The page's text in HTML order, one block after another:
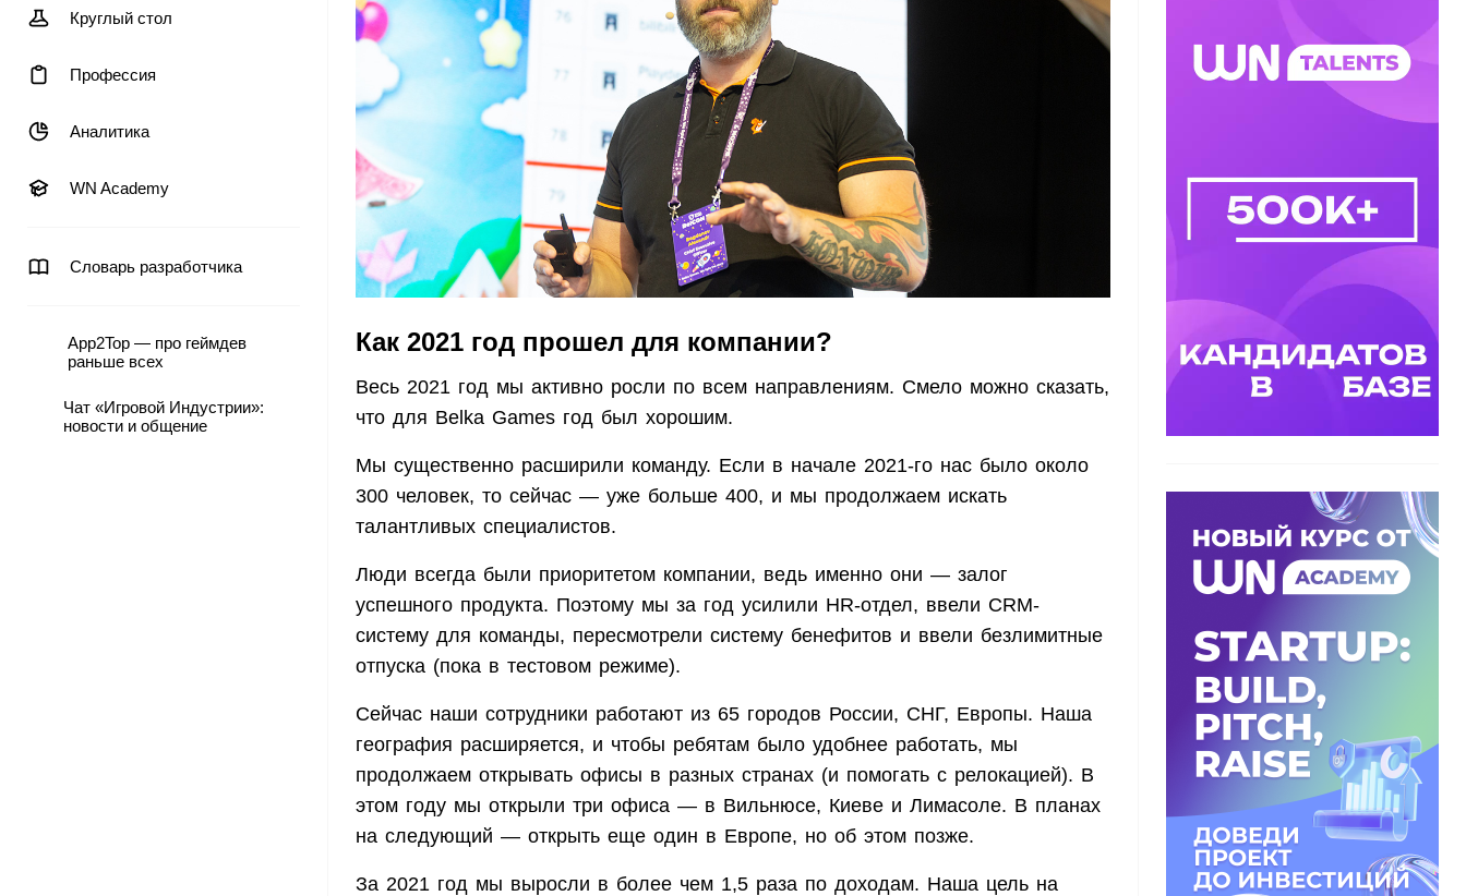
Круглый стол
Профессия
Аналитика
WN Academy
Словарь разработчика
App2Top — про геймдев
раньше всех
Чат «Игровой Индустрии»:
новости и общение
Как 2021 год прошел для компании?
Весь 2021 год мы активно росли по всем направлениям. Смело можно сказать,
что для Belka Games год был хорошим.
Мы существенно расширили команду. Если в начале 2021-го нас было около
300 человек, то сейчас — уже больше 400, и мы продолжаем искать
талантливых специалистов.
Люди всегда были приоритетом компании, ведь именно они — залог
успешного продукта. Поэтому мы за год усилили HR-отдел, ввели CRM-
систему для команды, пересмотрели систему бенефитов и ввели безлимитные
отпуска (пока в тестовом режиме).
Сейчас наши сотрудники работают из 65 городов России, СНГ, Европы. Наша
география расширяется, и чтобы ребятам было удобнее работать, мы
продолжаем открывать офисы в разных странах (и помогать с релокацией). В
этом году мы открыли три офиса — в Вильнюсе, Киеве и Лимасоле. В планах
на следующий — открыть еще один в Европе, но об этом позже.
За 2021 год мы выросли в более чем 1,5 раза по доходам. Наша цель на